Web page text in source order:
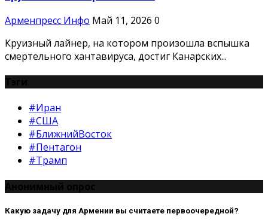
Арменпресс Инфо Май 11, 2026 0
Круизный лайнер, на котором произошла вспышка
смертельного хантавируса, достиг Канарских...
#Иран
#США
#БлижнийВосток
#Пентагон
#Трамп
Какую задачу для Армении вы считаете первоочередной?